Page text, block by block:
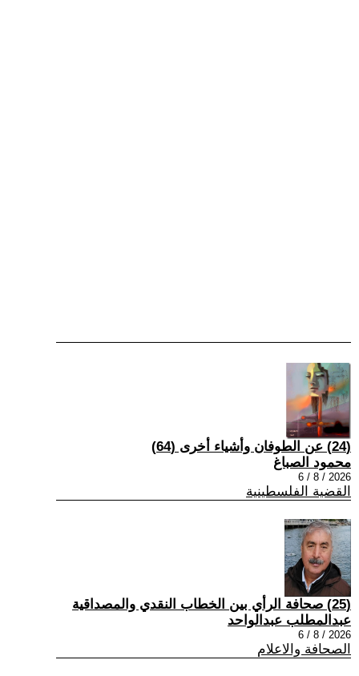
(24) عن الطوفان وأشياء أخرى (64)
محمود الصباغ
2026 / 8 / 6
القضية الفلسطينية
(25) صحافة الرأي بين الخطاب النقدي والمصداقية
عبدالمطلب عبدالواحد
2026 / 8 / 6
الصحافة والاعلام